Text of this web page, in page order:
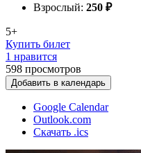
Взрослый: 250 ₽
5+
Купить билет
1 нравится
598 просмотров
Добавить в календарь
Google Calendar
Outlook.com
Скачать .ics